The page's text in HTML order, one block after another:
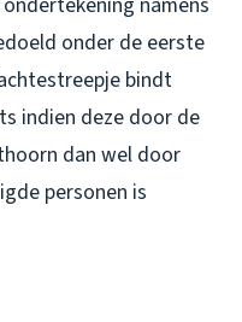
onder de eerste
bindt
indien deze door de
dan wel door
personen is